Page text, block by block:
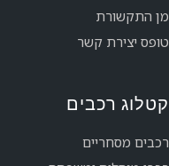
מן התקשורת
טופס יצירת קשר
קטלוג רכבים
רכבים מסחריים